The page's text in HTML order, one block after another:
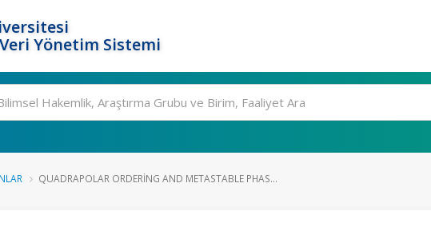
Yönetim Sistemi
QUADRAPOLAR ORDERING AND METASTABLE PHAS...